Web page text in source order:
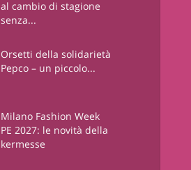
al cambio di stagione
senza...
Orsetti della solidarietà
Pepco – un piccolo...
Milano Fashion Week
PE 2027: le novità della
kermesse